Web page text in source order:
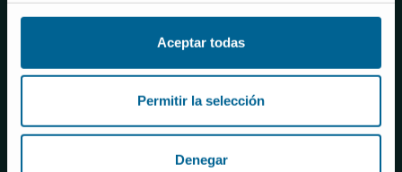
Aceptar todas
Permitir la selección
Denegar
y demostrar la eficacia antitumoral de la vacuna de ARN en
modelos de ratón.